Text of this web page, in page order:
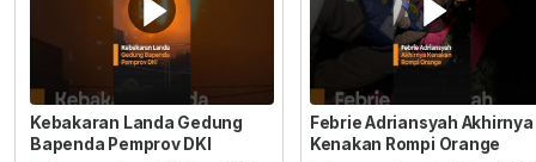
Kebakaran Landa Gedung
Bapenda Pemprov DKI
Febrie Adriansyah Akhirnya
Kenakan Rompi Orange